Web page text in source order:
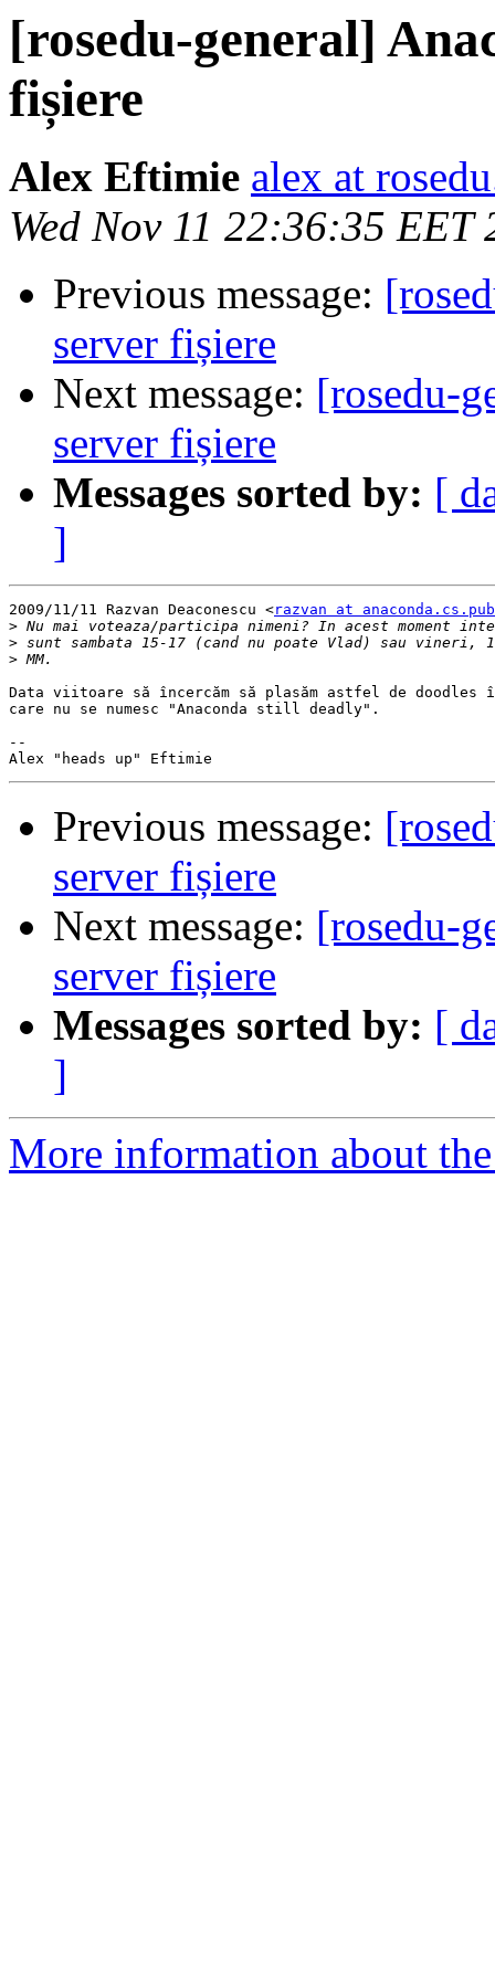
[rosedu-general]
fișiere
Alex Eftimie alex at
Wed Nov 11 22:36:35 EET
Previous message:
server fișiere
Next message: [rosedu-
server fișiere
Messages sorted by: [
]
2009/11/11 Razvan Deaconescu <razvan at
>
>
>
Data viitoare să încercăm să plasăm astfel de doodles
care nu se numesc "Anaconda still deadly".
--
Previous message:
server fișiere
Next message: [rosedu-
server fișiere
Messages sorted by: [
]
More information about